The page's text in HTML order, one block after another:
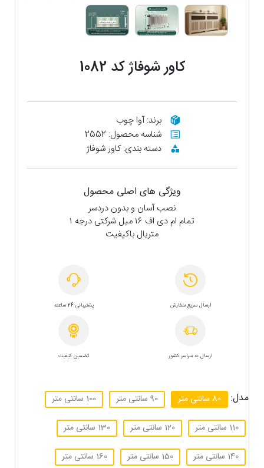
کاور شوفاژ کد 1082
برند: آوا چوب
شناسه محصول: 2552
دسته بندی: کاور شوفاژ
ویژگی های اصلی محصول
نصب آسان و بدون دردسر
تمام ام دی اف ۱۶ میل شرکتی درجه ۱
متریال باکیفیت
ارسال سریع سفارش پشتیبانی 24 ساعته
ارسال به سراسر کشور تضمین کیفیت
مدل: 80 سانتی متر 90 سانتی متر 100 سانتی متر
110 سانتی متر 120 سانتی متر 130 سانتی متر
140 سانتی متر 150 سانتی متر 160 سانتی متر